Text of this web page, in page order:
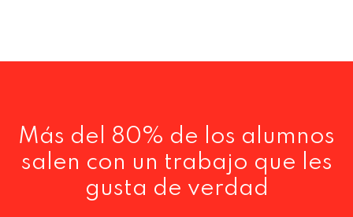
Más del 80% de los alumnos
salen con un trabajo que les
gusta de verdad